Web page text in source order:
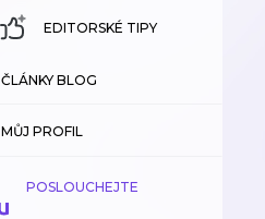
EDITORSKÉ TIPY
ČLÁNKY BLOG
MŮJ PROFIL
POSLOUCHEJTE